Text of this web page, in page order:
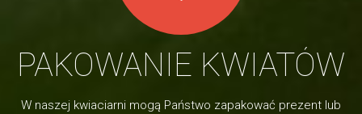
PAKOWANIE KWIATÓW
W naszej kwiaciarni mogą Państwo zapakować prezent lub